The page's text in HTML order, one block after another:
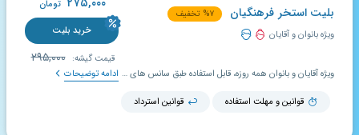
بلیت استخر فرهنگیان %۷
تخفیف
ویژه بانوان و آقایان
تومان
خرید بلیت
قیمت گیشه: ۲۹۵,۰۰۰
ویژه آقایان و بانوان همه روزه، قابل استفاده طبق سانس های اعلام شده در سایت، بلیت خریداری شده از لحظه خرید به مدت ۱۰ روز معتبر و قابل استفاده می باشد. ادامه توضیحات
قوانین و مهلت استفاده قوانین استرداد